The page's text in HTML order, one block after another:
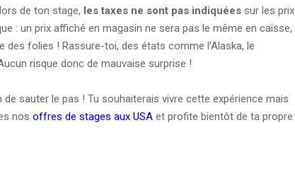
de ton stage, les taxes ne sont pas indiquées sur les prix
: un prix affiché en magasin ne sera pas le même en caisse,
des folies ! Rassure-toi, des états comme l’Alaska, le
risque donc de mauvaise surprise !
sauter le pas ! Tu souhaiterais vivre cette expérience mais
nos offres de stages aux USA et profite bientôt de ta propre